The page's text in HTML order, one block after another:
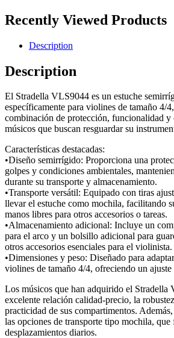
Recently Viewed Products
Description
Description
El Stradella VLS9044 es un estuche
específicamente para violines de tamaño 4/
combinación de protección, funcionalidad y
músicos que buscan resguardar su
Características destacadas:
•Diseño semirrígido: Proporciona una
golpes y condiciones ambientales,
durante su transporte y almacenamiento.
•Transporte versátil: Equipado con tiras
llevar el estuche como mochila, facilitando
manos libres para otros accesorios o tareas.
•Almacenamiento adicional: Incluye un
para el arco y un bolsillo adicional para
otros accesorios esenciales para el violinista.
•Dimensiones y peso: Diseñado para
violines de tamaño 4/4, ofreciendo un ajuste
Los músicos que han adquirido el Stradella
excelente relación calidad-precio, la
practicidad de sus compartimentos.
las opciones de transporte tipo mochila, que
desplazamientos diarios.